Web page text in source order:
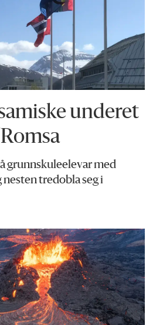
underet
grunnskuleelevar med
tredobla seg i